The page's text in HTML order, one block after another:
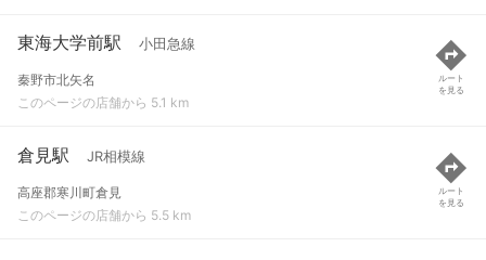
東海大学前駅 小田急線
秦野市北矢名
このページの店舗から 5.1 km
ルート
を見る
倉見駅 JR相模線
高座郡寒川町倉見
このページの店舗から 5.5 km
ルート
を見る